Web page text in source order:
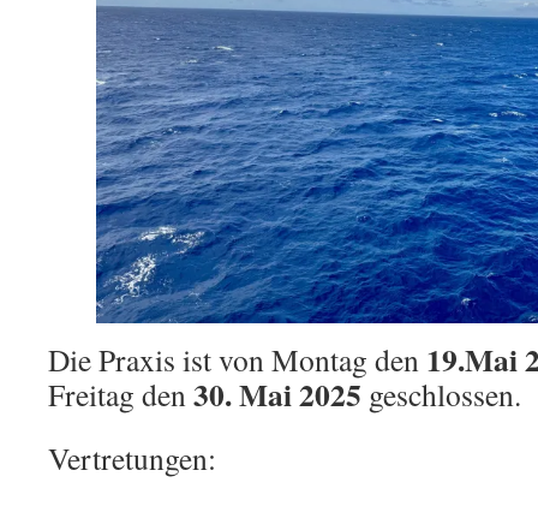
Die Praxis ist von Montag den 19.Mai
Freitag den30. Mai 2025 geschlossen.
Vertretungen: